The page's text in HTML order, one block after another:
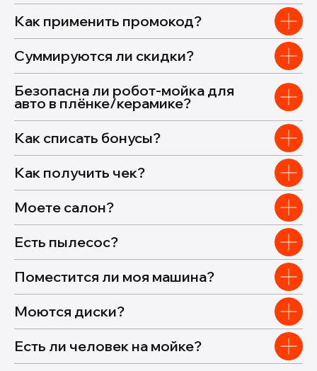
Как применить промокод?
Суммируются ли скидки?
Безопасна ли робот-мойка для
авто в плёнке/керамике?
Как списать бонусы?
Как получить чек?
Моете салон?
Есть пылесос?
Поместится ли моя машина?
Моются диски?
Есть ли человек на мойке?